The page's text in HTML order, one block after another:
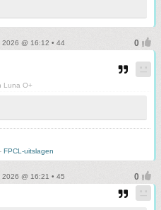
2026 @ 16:12 • 44
Luna O+
- FPCL-uitslagen
2026 @ 16:21 • 45